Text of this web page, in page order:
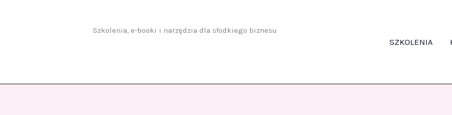
Szkolenia, e-booki i narzędzia dla słodkiego biznesu
SZKOLENIA